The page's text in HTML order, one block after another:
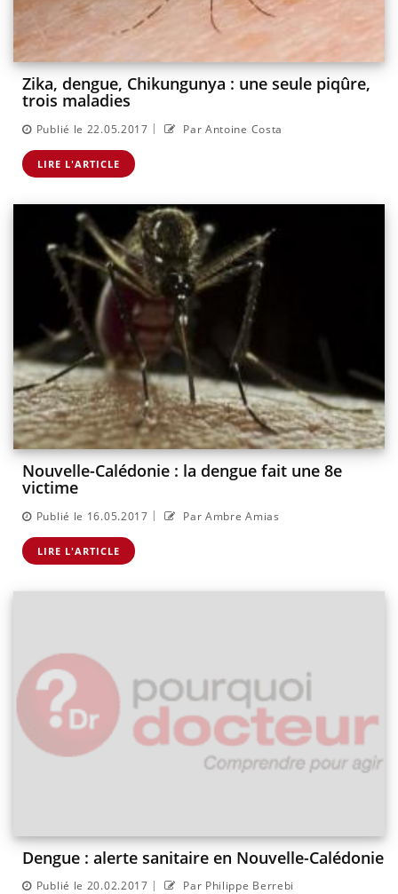
Zika, dengue, Chikungunya : une seule piqûre,
trois maladies
Publié le 22.05.2017 | Par Antoine Costa
LIRE L'ARTICLE
Nouvelle-Calédonie : la dengue fait une 8e
victime
Publié le 16.05.2017 | Par Ambre Amias
LIRE L'ARTICLE
Dengue : alerte sanitaire en Nouvelle-Calédonie
Publié le 20.02.2017 | Par Philippe Berrebi